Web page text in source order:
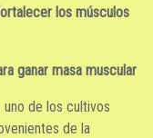
los músculos
ganar masa muscular
de los cultivos
de la